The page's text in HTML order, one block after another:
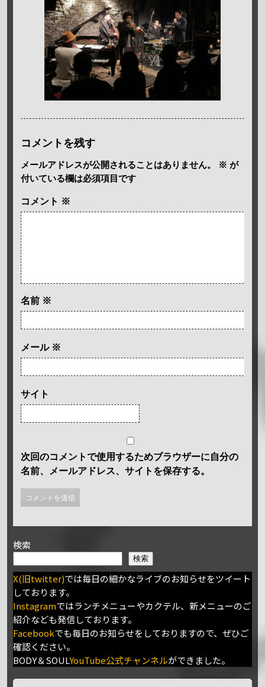
コメントを残す
メールアドレスが公開されることはありません。 ※ が
付いている欄は必須項目です
コメント ※
名前 ※
メール ※
サイト
次回のコメントで使用するためブラウザーに自分の
名前、メールアドレス、サイトを保存する。
検索
検索
X(旧twitter)では毎日の細かなライブのお知らせをツイート
しております。
Instagramではランチメニューやカクテル、新メニューのご
紹介なども発信しております。
Facebookでも毎日のお知らせをしておりますので、ぜひご
確認ください。
BODY＆SOULYouTube公式チャンネルができました。